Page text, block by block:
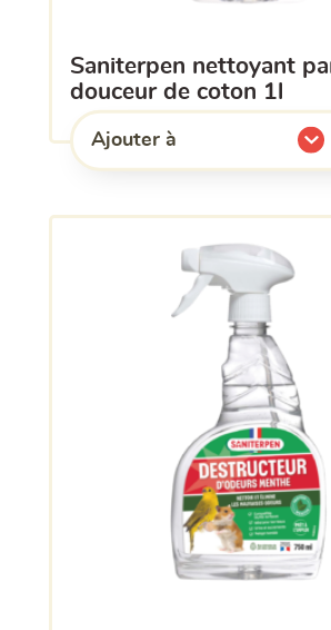
saniterpen nettoyant parfumant
douceur de coton 1l
Ajouter à
l'une de mes listes.